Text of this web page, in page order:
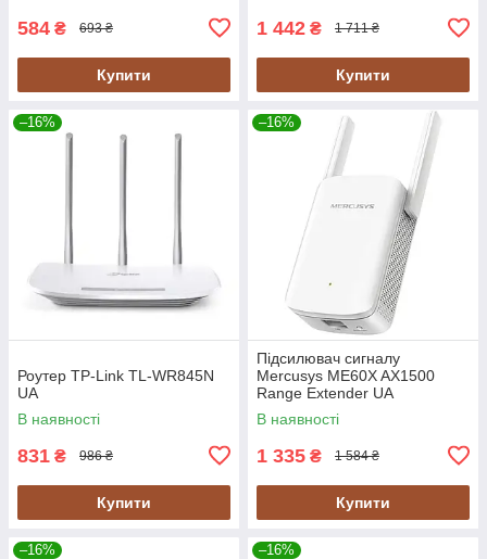
584 ₴ 693 ₴
Купити
1 442 ₴ 1 711 ₴
Купити
–16%
Роутер TP-Link TL-WR845N
UA
В наявності
831 ₴ 986 ₴
Купити
–16%
Підсилювач сигналу
Mercusys ME60X AX1500
Range Extender UA
В наявності
1 335 ₴ 1 584 ₴
Купити
–16% –16%